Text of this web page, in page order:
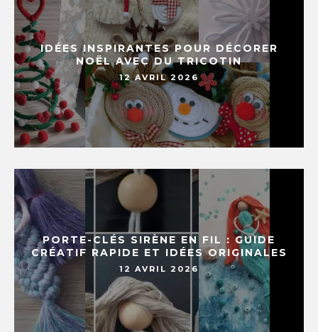
IDÉES INSPIRANTES POUR DÉCORER
NOËL AVEC DU TRICOTIN
12 AVRIL 2026
PORTE-CLÉS SIRÈNE EN FIL : GUIDE
CRÉATIF RAPIDE ET IDÉES ORIGINALES
12 AVRIL 2026